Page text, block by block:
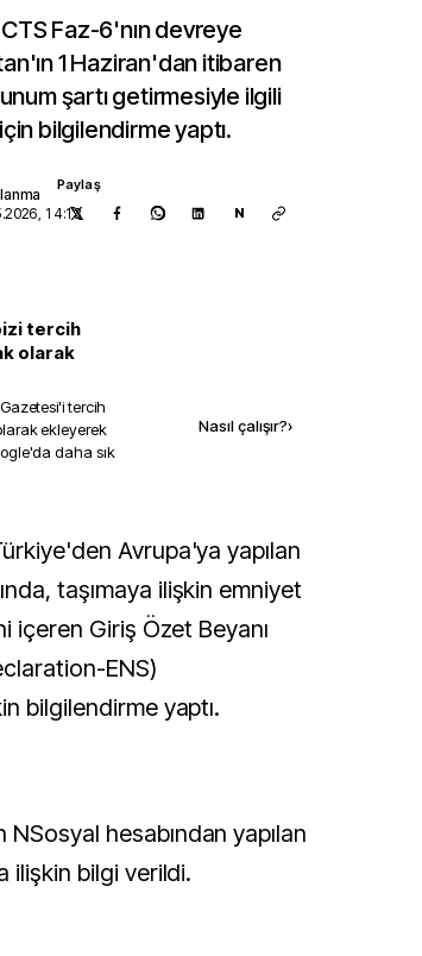
Faz-6'nın devreye
1 Haziran'dan itibaren
şartı getirmesiyle ilgili
bilgilendirme yaptı.
14:13
Paylaş
N
tercih
olarak
'i tercih
ekleyerek
daha sık
Nasıl çalışır?›
taşımaya ilişkin emniyet
içeren Giriş Özet Beyanı
ENS)
bilgilendirme yaptı.
NSosyal hesabından yapılan
ilişkin bilgi verildi.